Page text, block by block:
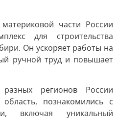
части России
для строительства
Он ускоряет работы на
ручной труд и повышает
регионов России
познакомились с
включая уникальный